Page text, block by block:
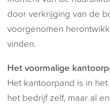
door verkrijging van de
voorgenomen
vinden.
Het voormalige
Het kantoorpand is in
het bedrijf zelf, maar al